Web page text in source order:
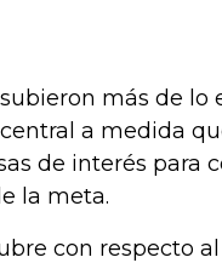
subieron más de lo
a medida
de interés para
la meta.
con respecto